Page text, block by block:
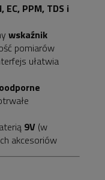
EC, PPM, TDS i
wskaźnik
pomiarów
ułatwia
9V (w
akcesoriów